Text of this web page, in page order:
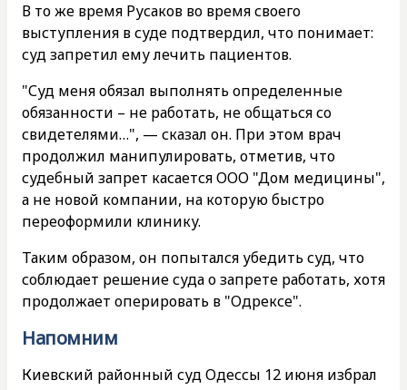
В то же время Русаков во время своего
выступления в суде подтвердил, что понимает:
суд запретил ему лечить пациентов.
"Суд меня обязал выполнять определенные
обязанности – не работать, не общаться со
свидетелями…", — сказал он. При этом врач
продолжил манипулировать, отметив, что
судебный запрет касается ООО "Дом медицины",
а не новой компании, на которую быстро
переоформили клинику.
Таким образом, он попытался убедить суд, что
соблюдает решение суда о запрете работать, хотя
продолжает оперировать в "Одрексе".
Напомним
Киевский районный суд Одессы 12 июня избрал